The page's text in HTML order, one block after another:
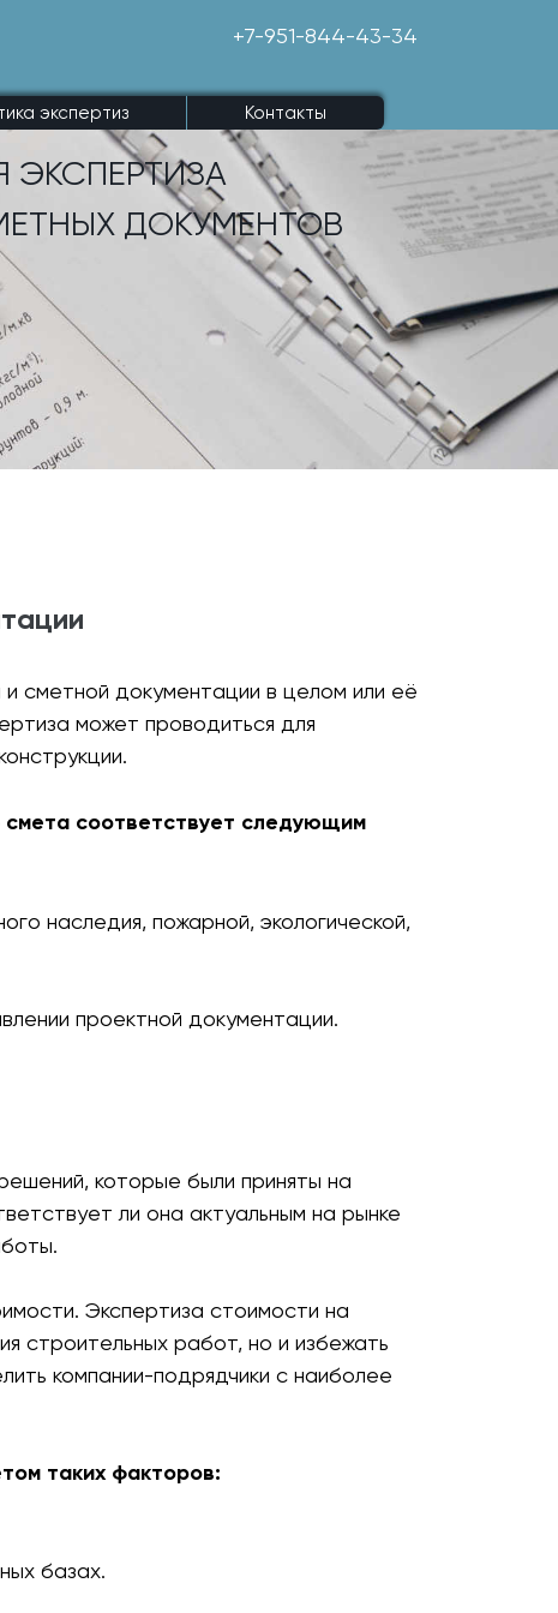
+7-951-844-43-34
экспертиз Контакты
ЭКСПЕРТИЗА
ДОКУМЕНТОВ
сметной документации в целом или её
может проводиться для
смета соответствует следующим
наследия, пожарной, экологической,
проектной документации.
которые были приняты на
ли она актуальным на рынке
Экспертиза стоимости на
строительных работ, но и избежать
компании-подрядчики с наиболее
таких факторов:
базах.